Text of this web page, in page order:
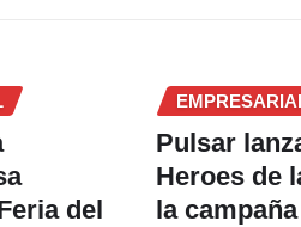
del
Pulsar
Heroes de
la